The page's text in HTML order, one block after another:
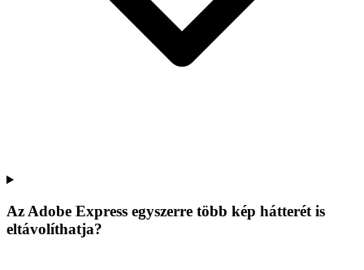
Az Adobe Express egyszerre több kép hátterét is
eltávolíthatja?